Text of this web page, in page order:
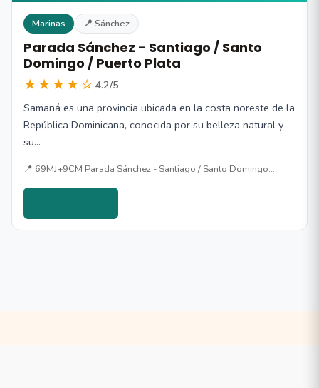
Marinas 📍 Sánchez
Parada Sánchez - Santiago / Santo
Domingo / Puerto Plata
★★★★☆ 4.2/5
Samaná es una provincia ubicada en la costa noreste de la
República Dominicana, conocida por su belleza natural y
su…
📍 69MJ+9CM Parada Sánchez - Santiago / Santo Domingo…